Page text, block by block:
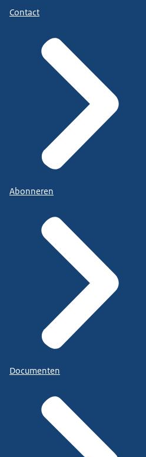
Contact
Abonneren
Documenten